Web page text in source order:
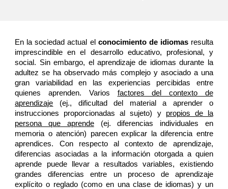
En la sociedad actual el conocimiento de idiomasresulta
imprescindible en el desarrollo educativo, profesional, y
social. Sin embargo, el aprendizaje de idiomas durante la
adultez se ha observado más complejo y asociado a una
gran variabilidad en las experiencias percibidas entre
quienes aprenden. Varios factores del contexto de
aprendizaje (ej., dificultad del material a aprender o
instrucciones proporcionadas al sujeto) y propios de la
persona que aprende(ej. diferencias individuales en
memoria o atención) parecen explicar la diferencia entre
aprendices. Con respecto al contexto de aprendizaje,
diferencias asociadas a la información otorgada a quien
aprende puede llevar a resultados variables, existiendo
grandes diferencias entre un proceso de aprendizaje
explícito o reglado (como en una clase de idiomas) y un